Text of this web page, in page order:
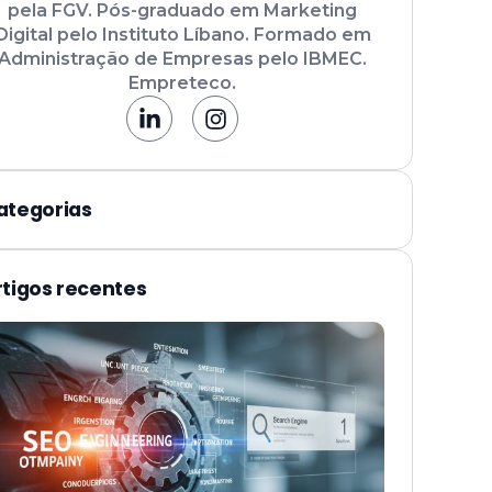
pela FGV. Pós-graduado em Marketing
pelo Instituto Líbano. Formado em
de Empresas pelo IBMEC.
Empreteco.
recentes